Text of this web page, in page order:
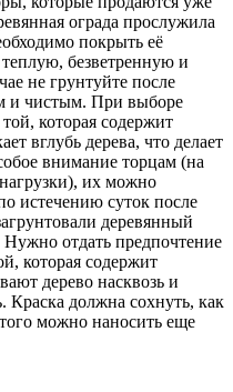
ограда прослужила
покрыть её
теплую, безветренную и
не грунтуйте после
и чистым. При выборе
которая содержит
вглубь дерева, что делает
внимание торцам (на
их можно
истечению суток после
деревянный
Нужно отдать предпочтение
которая содержит
дерево насквозь и
должна сохнуть, как
можно наносить еще